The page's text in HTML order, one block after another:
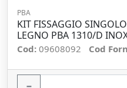
PBA
KIT FISSAGGIO
LEGNO PBA 1310/D
Cod: 09608092 Cod